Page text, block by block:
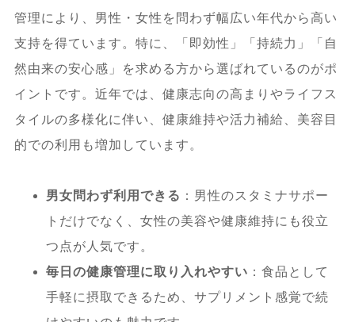
7.2.1.ロイヤルハニー シアリスやロイ
ヤルハニー タダラフィル 量の比較
7.3.ロイヤルハニーの代用商品や選び方
のポイント
7.3.1.ロイヤルハニー 代用に適した商
品や選び方
管理により、男性・女性を問わず幅広い年代から高い
支持を得ています。特に、「即効性」「持続力」「自
然由来の安心感」を求める方から選ばれているのがポ
イントです。近年では、健康志向の高まりやライフス
タイルの多様化に伴い、健康維持や活力補給、美容目
的での利用も増加しています。
男女問わず利用できる ：男性のスタミナサポー
トだけでなく、女性の美容や健康維持にも役立
つ点が人気です。
毎日の健康管理に取り入れやすい ：食品として
手軽に摂取できるため、サプリメント感覚で続